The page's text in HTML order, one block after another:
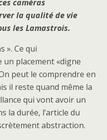
caméras
la qualité de vie
les Lamastrois.
». Ce qui
placement «digne
peut le comprendre en
il reste quand même la
qui vont avoir un
la durée, l’article du
abstraction.